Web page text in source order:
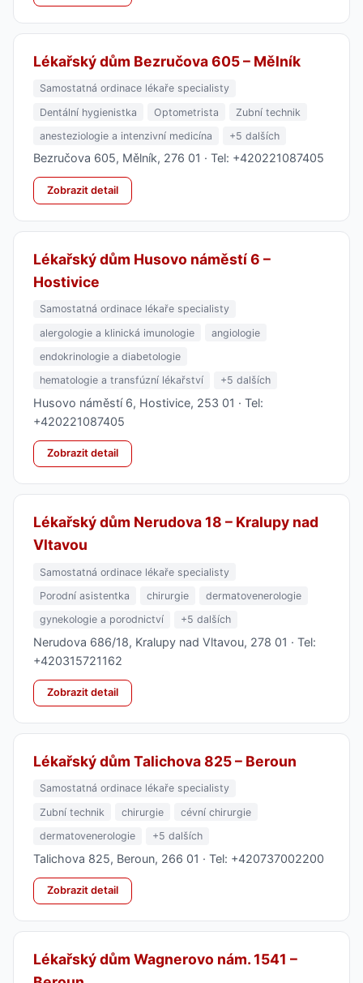
Lékařský dům Bezručova 605 – Mělník
Samostatná ordinace lékaře specialisty
Dentální hygienistka
Optometrista
Zubní technik
anesteziologie a intenzivní medicína
+5 dalších
Bezručova 605, Mělník, 276 01 · Tel: +420221087405
Zobrazit detail
Lékařský dům Husovo náměstí 6 –
Hostivice
Samostatná ordinace lékaře specialisty
alergologie a klinická imunologie
angiologie
endokrinologie a diabetologie
hematologie a transfúzní lékařství
+5 dalších
Husovo náměstí 6, Hostivice, 253 01 · Tel:
+420221087405
Zobrazit detail
Lékařský dům Nerudova 18 – Kralupy nad
Vltavou
Samostatná ordinace lékaře specialisty
Porodní asistentka
chirurgie
dermatovenerologie
gynekologie a porodnictví
+5 dalších
Nerudova 686/18, Kralupy nad Vltavou, 278 01 · Tel:
+420315721162
Zobrazit detail
Lékařský dům Talichova 825 – Beroun
Samostatná ordinace lékaře specialisty
Zubní technik
chirurgie
cévní chirurgie
dermatovenerologie
+5 dalších
Talichova 825, Beroun, 266 01 · Tel: +420737002200
Zobrazit detail
Lékařský dům Wagnerovo nám. 1541 –